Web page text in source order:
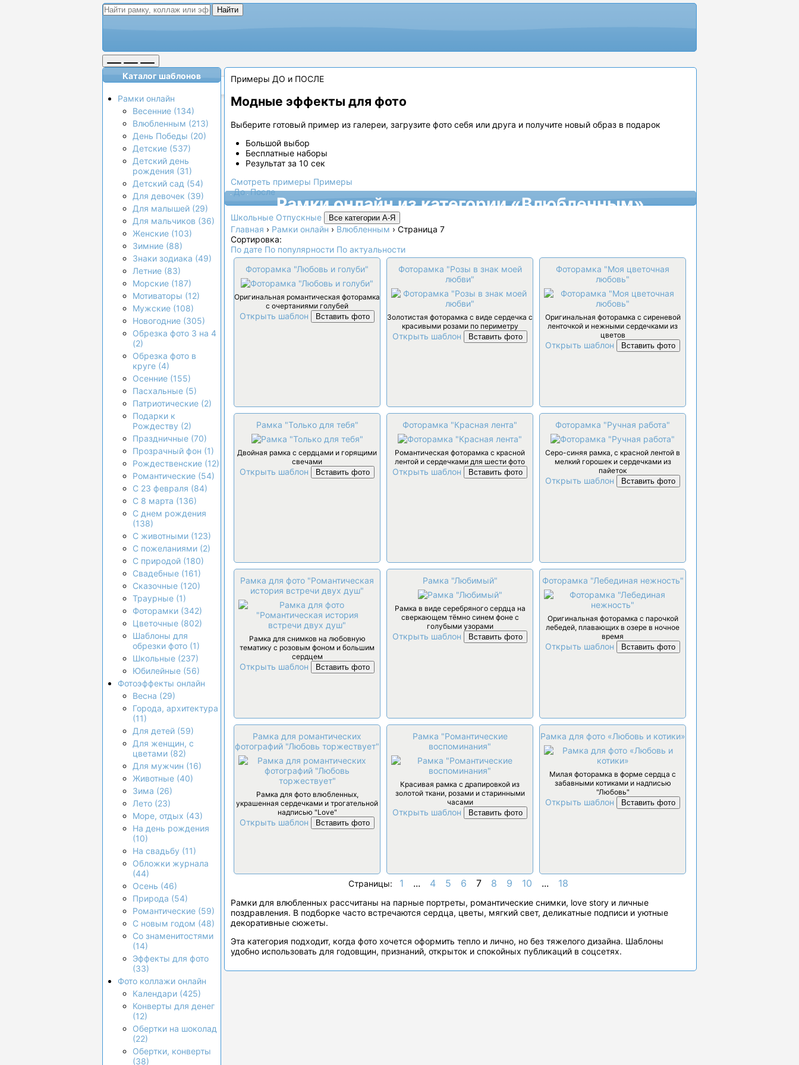
Найти
Каталог шаблонов
Рамки онлайн
Весенние (134)
Влюбленным (213)
День Победы (20)
Детские (537)
Детский день
рождения (31)
Детский сад (54)
Для девочек (39)
Для малышей (29)
Для мальчиков (36)
Женские (103)
Зимние (88)
Знаки зодиака (49)
Летние (83)
Морские (187)
Мотиваторы (12)
Мужские (108)
Новогодние (305)
Обрезка фото 3 на 4
(2)
Обрезка фото в
круге (4)
Осенние (155)
Пасхальные (5)
Патриотические (2)
Подарки к
Рождеству (2)
Праздничные (70)
Прозрачный фон (1)
Рождественские (12)
Романтические (54)
С 23 февраля (84)
С 8 марта (136)
С днем рождения
(138)
С животными (123)
С пожеланиями (2)
С природой (180)
Свадебные (161)
Сказочные (120)
Траурные (1)
Фоторамки (342)
Цветочные (802)
Шаблоны для
обрезки фото (1)
Школьные (237)
Юбилейные (56)
Фотоэффекты онлайн
Весна (29)
Города, архитектура
(11)
Для детей (59)
Для женщин, с
цветами (82)
Для мужчин (16)
Животные (40)
Зима (26)
Лето (23)
Море, отдых (43)
На день рождения
(10)
На свадьбу (11)
Обложки журнала
(44)
Осень (46)
Природа (54)
Романтические (59)
С новым годом (48)
Со знаменитостями
(14)
Эффекты для фото
(33)
Фото коллажи онлайн
Календари (425)
Конверты для денег
(12)
Обертки на шоколад
(22)
Обертки, конверты
(38)
Примеры ДО и ПОСЛЕ
Модные эффекты для фото
Выберите готовый пример из галереи, загрузите фото себя или друга и получите новый образ в подарок
Большой выбор
Бесплатные наборы
Результат за 10 сек
Смотреть примеры Примеры
До После
Рамки онлайн из категории «Влюбленным»
Школьные Отпускные Все категории А-Я
Главная › Рамки онлайн › Влюбленным › Страница 7
Сортировка:
По дате По популярности По актуальности
Фоторамка "Любовь и голуби"
Оригинальная романтическая фоторамка
с очертаниями голубей
Открыть шаблон Вставить фото
Фоторамка "Розы в знак моей
любви"
Золотистая фоторамка с виде сердечка с
красивыми розами по периметру
Открыть шаблон Вставить фото
Фоторамка "Моя цветочная
любовь"
Оригинальная фоторамка с сиреневой
ленточкой и нежными сердечками из
цветов
Открыть шаблон Вставить фото
Рамка "Только для тебя"
Двойная рамка с сердцами и горящими
свечами
Открыть шаблон Вставить фото
Фоторамка "Красная лента"
Романтическая фоторамка с красной
лентой и сердечками для шести фото
Открыть шаблон Вставить фото
Фоторамка "Ручная работа"
Серо-синяя рамка, с красной лентой в
мелкий горошек и сердечками из
пайеток
Открыть шаблон Вставить фото
Рамка для фото "Романтическая
история встречи двух душ"
Рамка для снимков на любовную
тематику с розовым фоном и большим
сердцем
Открыть шаблон Вставить фото
Рамка "Любимый"
Рамка в виде серебряного сердца на
сверкающем тёмно синем фоне с
голубыми узорами
Открыть шаблон Вставить фото
Фоторамка "Лебединая нежность"
Оригинальная фоторамка с парочкой
лебедей, плавающих в озере в ночное
время
Открыть шаблон Вставить фото
Рамка для романтических
фотографий "Любовь торжествует"
Рамка для фото влюбленных,
украшенная сердечками и трогательной
надписью "Love"
Открыть шаблон Вставить фото
Рамка "Романтические
воспоминания"
Красивая рамка с драпировкой из
золотой ткани, розами и старинными
часами
Открыть шаблон Вставить фото
Рамка для фото «Любовь и котики»
Милая фоторамка в форме сердца с
забавными котиками и надписью
"Любовь"
Открыть шаблон Вставить фото
Страницы: 1 ... 4 5 6 7 8 9 10 ... 18
Рамки для влюбленных рассчитаны на парные портреты, романтические снимки, love story и личные
поздравления. В подборке часто встречаются сердца, цветы, мягкий свет, деликатные подписи и уютные
декоративные сюжеты.
Эта категория подходит, когда фото хочется оформить тепло и лично, но без тяжелого дизайна. Шаблоны
удобно использовать для годовщин, признаний, открыток и спокойных публикаций в соцсетях.